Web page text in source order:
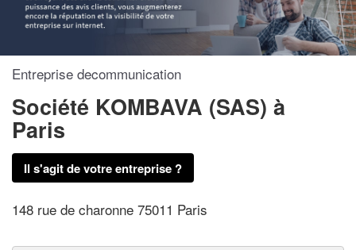
Entreprise decommunication
Société KOMBAVA (SAS) à
Paris
Il s'agit de votre entreprise ?
148 rue de charonne 75011 Paris